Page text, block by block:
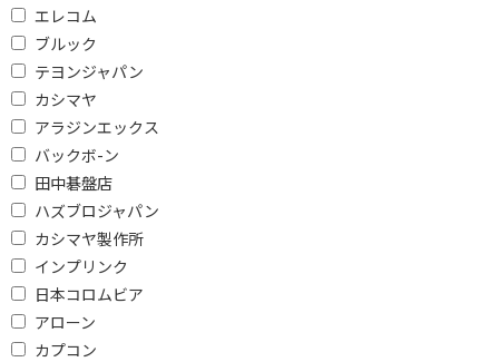
エレコム
ブルック
テヨンジャパン
カシマヤ
アラジンエックス
バックボ-ン
田中碁盤店
ハズブロジャパン
カシマヤ製作所
インプリンク
日本コロムビア
アローン
カプコン